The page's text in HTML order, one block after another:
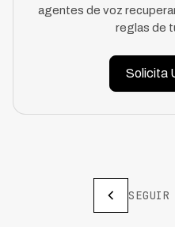
agentes de voz
reglas de
Solicita
SEGUIR